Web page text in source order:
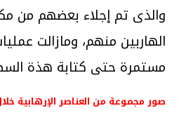
والذى تم إجلاء بعضهم من
الهاربين منهم، ومازالت
مستمرة حتى كتابة هذة
صور مجموعة من العناصر الإرهابية